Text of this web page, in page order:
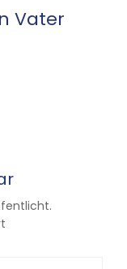
Vater